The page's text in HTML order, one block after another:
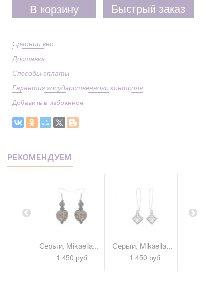
В корзину Быстрый заказ
Средний вес
Доставка
Способы оплаты
Гарантия государственного контроля
Добавить в избранное
РЕКОМЕНДУЕМ
Серьги, Mikaella...
1 450 руб
Серьги, Mikaella...
1 450 руб